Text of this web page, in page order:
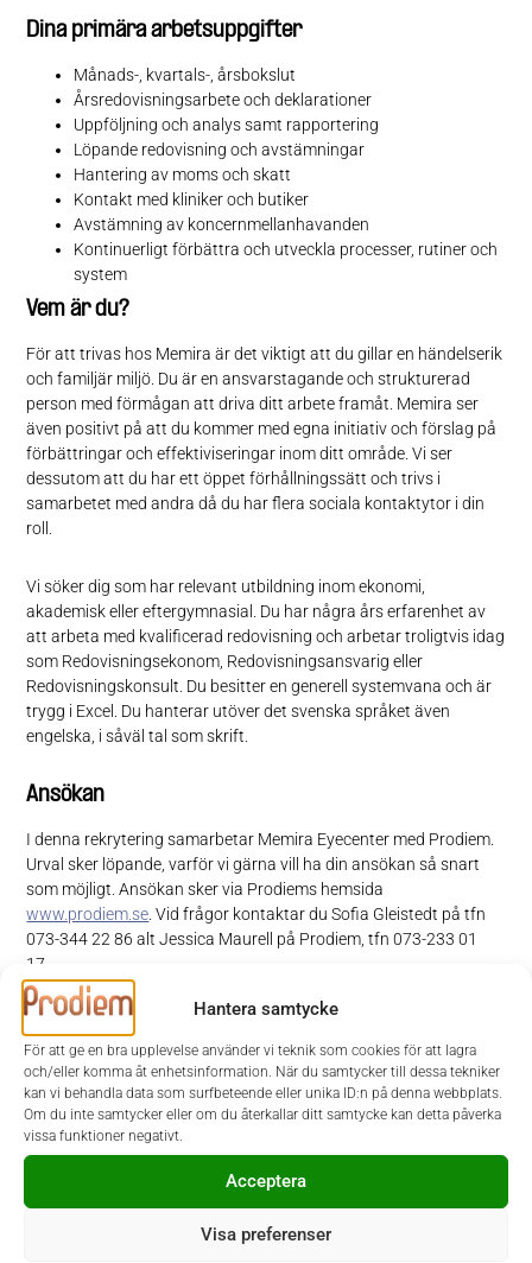
Hantera samtycke
För att ge en bra upplevelse använder vi teknik som cookies för att lagra
och/eller komma åt enhetsinformation. När du samtycker till dessa tekniker
kan vi behandla data som surfbeteende eller unika ID:n på denna webbplats.
Om du inte samtycker eller om du återkallar ditt samtycke kan detta påverka
vissa funktioner negativt.
Acceptera
Visa preferenser
Dina primära arbetsuppgifter
Månads-, kvartals-, årsbokslut
Årsredovisningsarbete och deklarationer
Uppföljning och analys samt rapportering
Löpande redovisning och avstämningar
Hantering av moms och skatt
Kontakt med kliniker och butiker
Avstämning av koncernmellanhavanden
Kontinuerligt förbättra och utveckla processer, rutiner och
system
Vem är du?
För att trivas hos Memira är det viktigt att du gillar en händelserik
och familjär miljö. Du är en ansvarstagande och strukturerad
person med förmågan att driva ditt arbete framåt. Memira ser
även positivt på att du kommer med egna initiativ och förslag på
förbättringar och effektiviseringar inom ditt område. Vi ser
dessutom att du har ett öppet förhållningssätt och trivs i
samarbetet med andra då du har flera sociala kontaktytor i din
roll.
Vi söker dig som har relevant utbildning inom ekonomi,
akademisk eller eftergymnasial. Du har några års erfarenhet av
att arbeta med kvalificerad redovisning och arbetar troligtvis idag
som Redovisningsekonom, Redovisningsansvarig eller
Redovisningskonsult. Du besitter en generell systemvana och är
trygg i Excel. Du hanterar utöver det svenska språket även
engelska, i såväl tal som skrift.
Ansökan
I denna rekrytering samarbetar Memira Eyecenter med Prodiem.
Urval sker löpande, varför vi gärna vill ha din ansökan så snart
som möjligt. Ansökan sker via Prodiems hemsida
www.prodiem.se . Vid frågor kontaktar du Sofia Gleistedt på tfn
073-344 22 86 alt Jessica Maurell på Prodiem, tfn 073-233 01
17.
Memira Eyecenter har ett komplett erbjudande inom synkorrigering
och ögonsjukvård. Vi har samlat ögonläkare, kirurger,
specialutbildade optiker, ortoptister och sjuksköterskor som jobbar
tätt tillsammans på någon av våra 66 kliniker. Vi är Skandinaviens
ledande aktör inom ögonlaser och linsbyten och nu växer vi snabbt
inom ögonsjukvård, både offentligt och privat finansierad.
Memirakoncernen omsätter idag ca 830 MSEK, är ca 300 anställda
och finns idag i Sverige, Norge, Danmark, Nederländerna och